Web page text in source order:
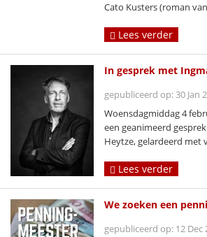
Cato Kusters (roman
Lees verder
In gesprek met
gepubliceerd op: 30 Jan
Woensdagmiddag 4
een geanimeerd
Heytze, gelardeerd met
Lees verder
We zoeken een
gepubliceerd op: 12 Dec